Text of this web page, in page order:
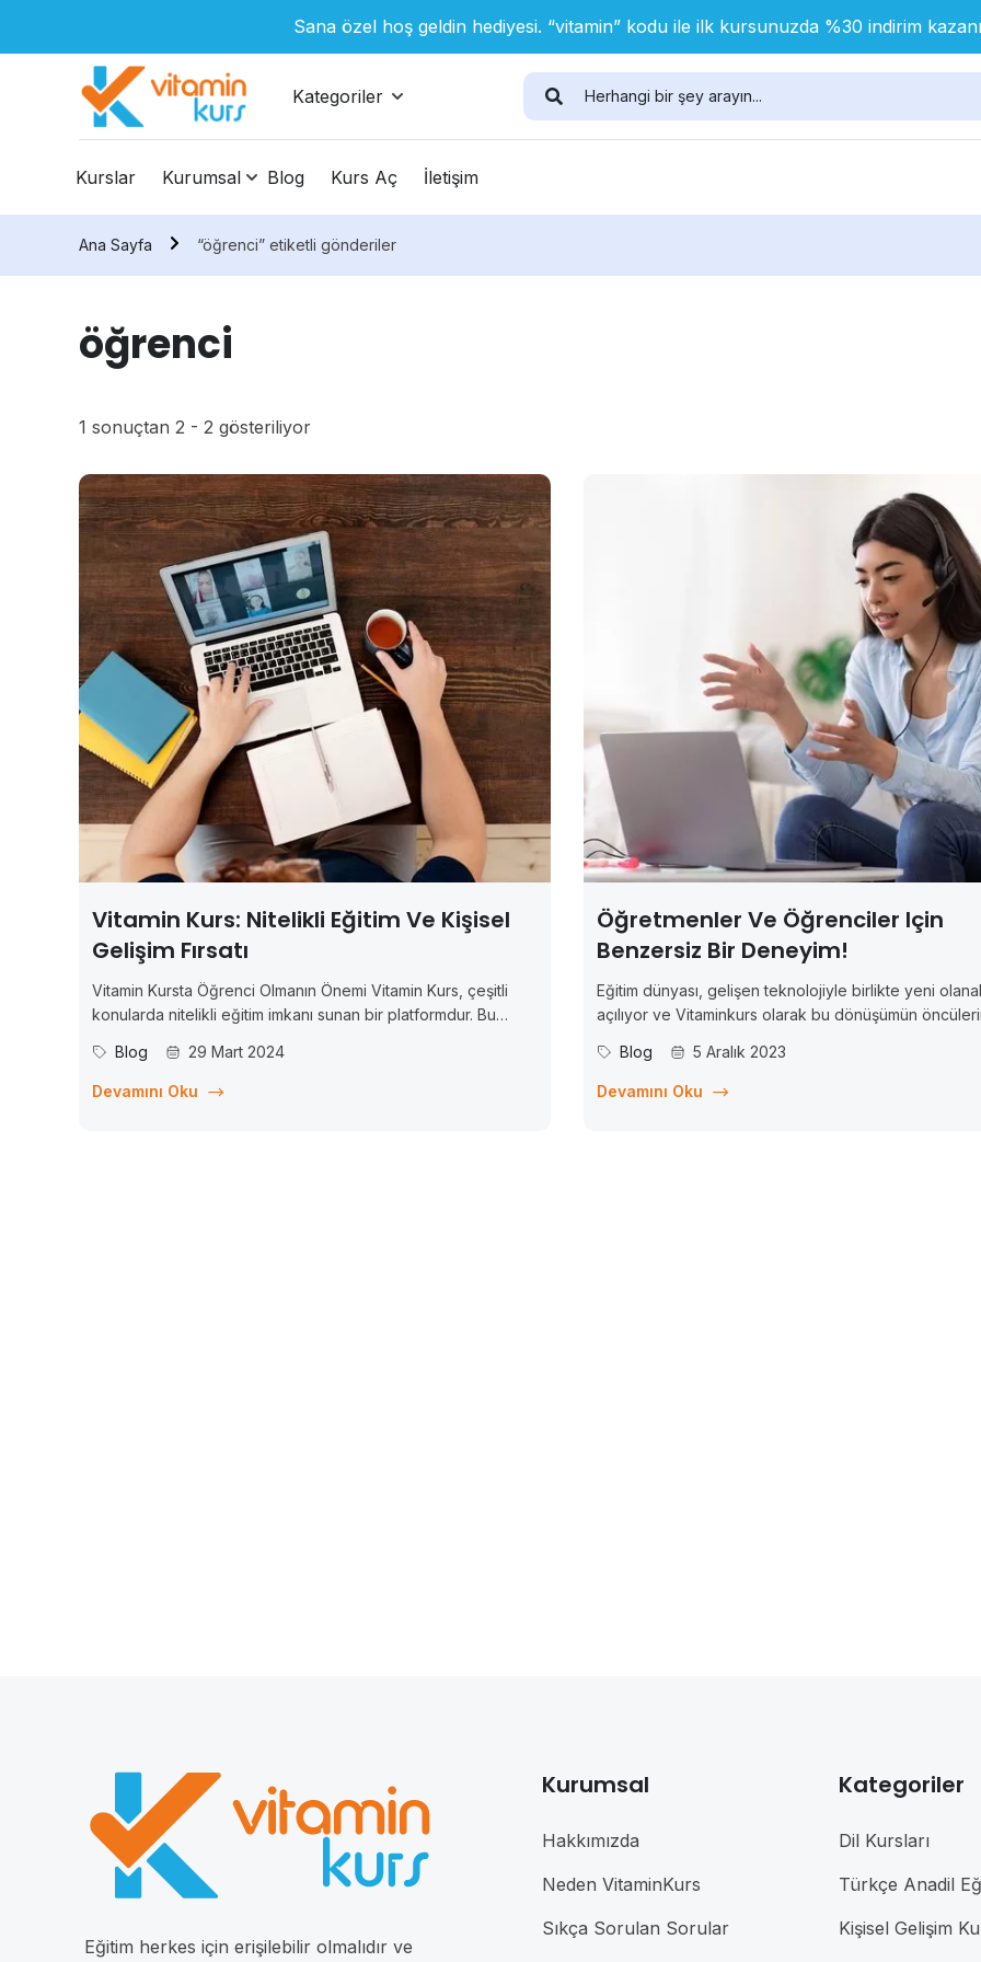
Sana özel hoş geldin hediyesi. “vitamin” kodu ile ilk kursunuzda %30 indirim
Kategoriler
Kurslar Kurumsal Blog Kurs Aç İletişim
Ana Sayfa “öğrenci” etiketli gönderiler
öğrenci
1 sonuçtan 2 - 2 gösteriliyor
Vitamin Kurs: Nitelikli Eğitim Ve Kişisel
Gelişim Fırsatı
Vitamin Kursta Öğrenci Olmanın Önemi Vitamin Kurs, çeşitli
konularda nitelikli eğitim imkanı sunan bir platformdur. Bu
gelişim açısından büyük bir fırsat sunmaktadır. Bu makalede,
Vitamin Kursta öğrenci olmanın avantajları ve nasıl
Blog 29 Mart 2024
Devamını Oku
Öğretmenler Ve Öğrenciler Için
Benzersiz Bir Deneyim!
Eğitim dünyası, gelişen teknolojiyle birlikte yeni
açılıyor ve Vitaminkurs olarak bu dönüşümün
imkanı sunuyoruz. Matematik, Fizik, Kimya, Biyoloji,
Türkçe, Sosyal Bilgiler, Fen Bilgisi, İngilizce gibi
Blog 5 Aralık 2023
Devamını Oku
Eğitim herkes için erişilebilir olmalıdır ve
Kurumsal
Hakkımızda
Neden VitaminKurs
Sıkça Sorulan Sorular
Kategoriler
Dil Kursları
Türkçe Anadil
Kişisel Gelişim